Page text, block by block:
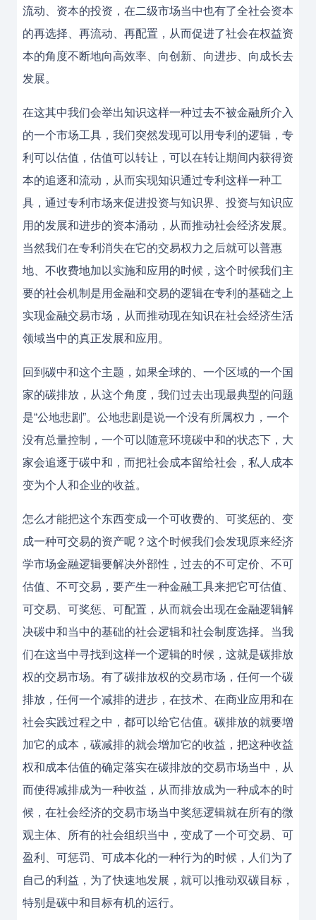
流动、资本的投资，在二级市场当中也有了全社会资本
的再选择、再流动、再配置，从而促进了社会在权益资
本的角度不断地向高效率、向创新、向进步、向成长去
发展。
在这其中我们会举出知识这样一种过去不被金融所介入
的一个市场工具，我们突然发现可以用专利的逻辑，专
利可以估值，估值可以转让，可以在转让期间内获得资
本的追逐和流动，从而实现知识通过专利这样一种工
具，通过专利市场来促进投资与知识界、投资与知识应
用的发展和进步的资本涌动，从而推动社会经济发展。
当然我们在专利消失在它的交易权力之后就可以普惠
地、不收费地加以实施和应用的时候，这个时候我们主
要的社会机制是用金融和交易的逻辑在专利的基础之上
实现金融交易市场，从而推动现在知识在社会经济生活
领域当中的真正发展和应用。
回到碳中和这个主题，如果全球的、一个区域的一个国
家的碳排放，从这个角度，我们过去出现最典型的问题
是“公地悲剧”。公地悲剧是说一个没有所属权力，一个
没有总量控制，一个可以随意环境碳中和的状态下，大
家会追逐于碳中和，而把社会成本留给社会，私人成本
变为个人和企业的收益。
怎么才能把这个东西变成一个可收费的、可奖惩的、变
成一种可交易的资产呢？这个时候我们会发现原来经济
学市场金融逻辑要解决外部性，过去的不可定价、不可
估值、不可交易，要产生一种金融工具来把它可估值、
可交易、可奖惩、可配置，从而就会出现在金融逻辑解
决碳中和当中的基础的社会逻辑和社会制度选择。当我
们在这当中寻找到这样一个逻辑的时候，这就是碳排放
权的交易市场。有了碳排放权的交易市场，任何一个碳
排放，任何一个减排的进步，在技术、在商业应用和在
社会实践过程之中，都可以给它估值。碳排放的就要增
加它的成本，碳减排的就会增加它的收益，把这种收益
权和成本估值的确定落实在碳排放的交易市场当中，从
而使得减排成为一种收益，从而排放成为一种成本的时
候，在社会经济的交易市场当中奖惩逻辑就在所有的微
观主体、所有的社会组织当中，变成了一个可交易、可
盈利、可惩罚、可成本化的一种行为的时候，人们为了
自己的利益，为了快速地发展，就可以推动双碳目标，
特别是碳中和目标有机的运行。